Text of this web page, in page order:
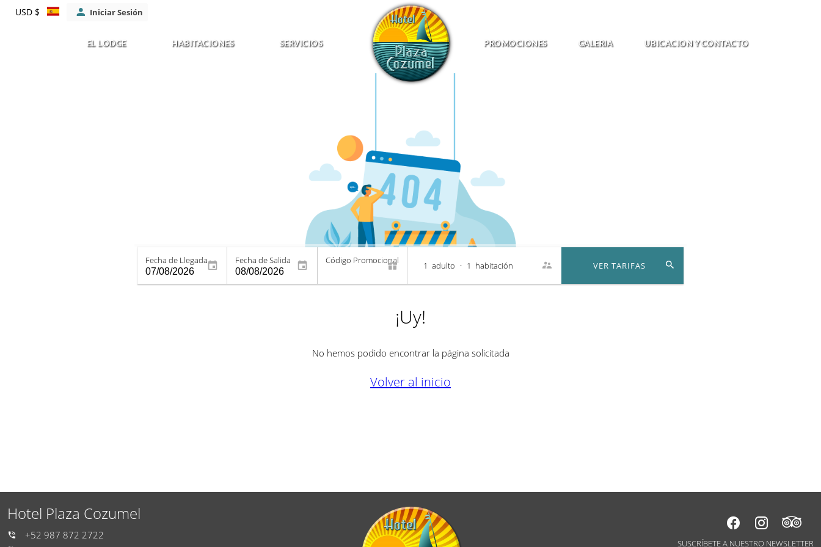
USD $ Iniciar Sesión
EL LODGE HABITACIONES SERVICIOS PROMOCIONES GALERIA UBICACION Y CONTACTO
Fecha de Llegada Fecha de Salida Código Promocional 1 adulto • 1 habitación VER TARIFAS
¡Uy!
No hemos podido encontrar la página solicitada
Volver al inicio
Hotel Plaza Cozumel
+52 987 872 2722
SUSCRÍBETE A NUESTRO NEWSLETTER